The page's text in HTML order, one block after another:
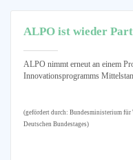
ALPO ist wieder
ALPO nimmt erneut an einem
Innovationsprogramms
(gefördert durch: Bundesministerium für
Deutschen Bundestages)